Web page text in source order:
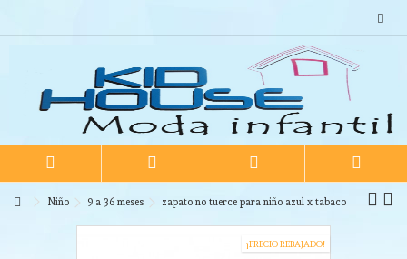
Niño 9 a 36 meses zapato no tuerce para niño azul x tabaco
¡PRECIO REBAJADO!